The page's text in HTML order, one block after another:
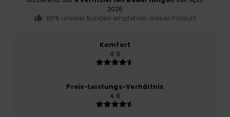
2026
88% unserer Kunden empfehlen dieses Produkt
Komfort
4.9
Preis-Leistungs-Verhältnis
4.8